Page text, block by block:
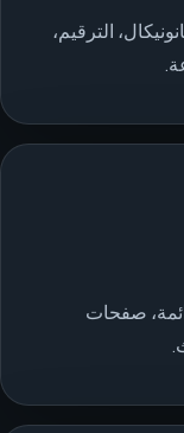
الترقيم،
صفحات